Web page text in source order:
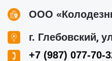
ООО
г. Глебовский,
+7 (987) 077-70-